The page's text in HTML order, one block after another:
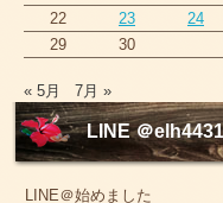
22
23 24
29
30
« 5月 7月 »
LINE ＠
LINE＠始めました